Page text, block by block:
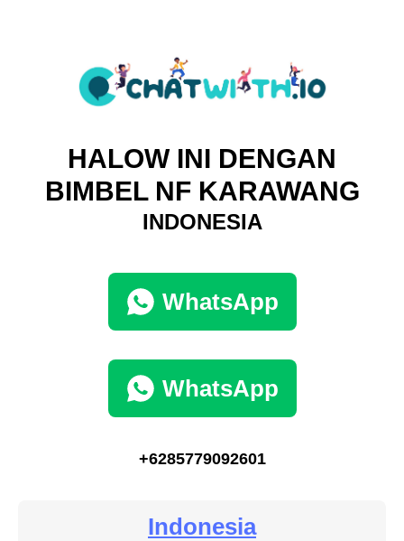
HALOW INI DENGAN
BIMBEL NF KARAWANG
INDONESIA
WhatsApp
WhatsApp
+6285779092601
Indonesia